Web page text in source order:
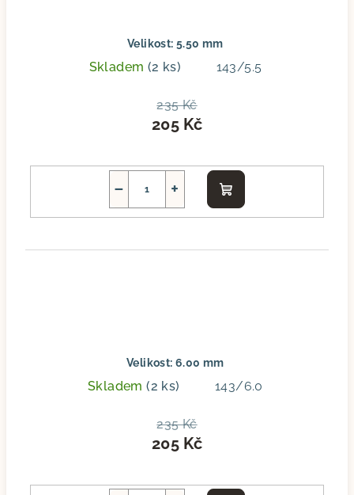
Velikost: 5.50 mm
Skladem (2 ks) 143/5.5
235 Kč
205 Kč
+
−
Do
košíku
Velikost: 6.00 mm
Skladem(2 ks) 143/6.0
235 Kč
205 Kč